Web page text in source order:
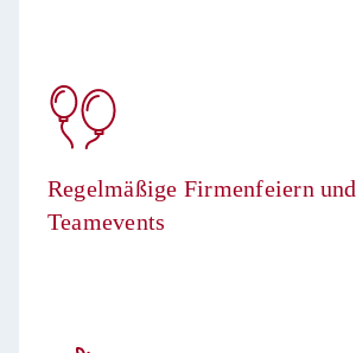
Regelmäßige Firmenfeiern und
Teamevents​